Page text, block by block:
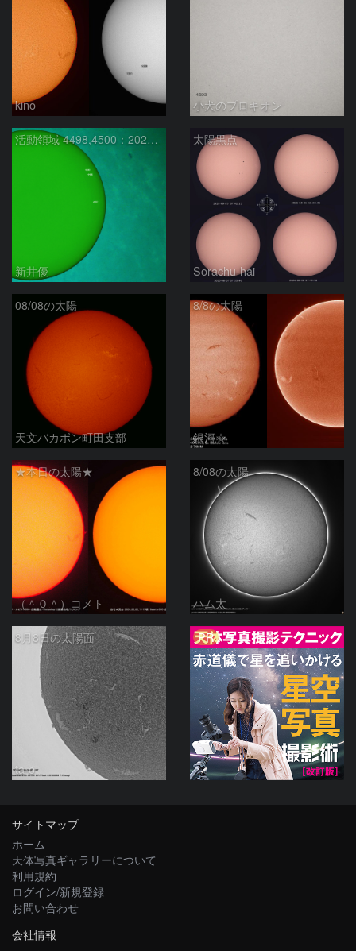
kino 小犬のプロキオン
活動領域 4498,4500：2026/08/08
新井優
太陽黒点
Sorachu-hai
08/08の太陽
天文バカボン町田支部
8/8の太陽
銀河☆
★本日の太陽★
（＾０＾）コメト
8/08の太陽
ハム太
8月8日の太陽面
ta-o
PR
サイトマップ
ホーム
天体写真ギャラリーについて
利用規約
ログイン/新規登録
お問い合わせ
会社情報